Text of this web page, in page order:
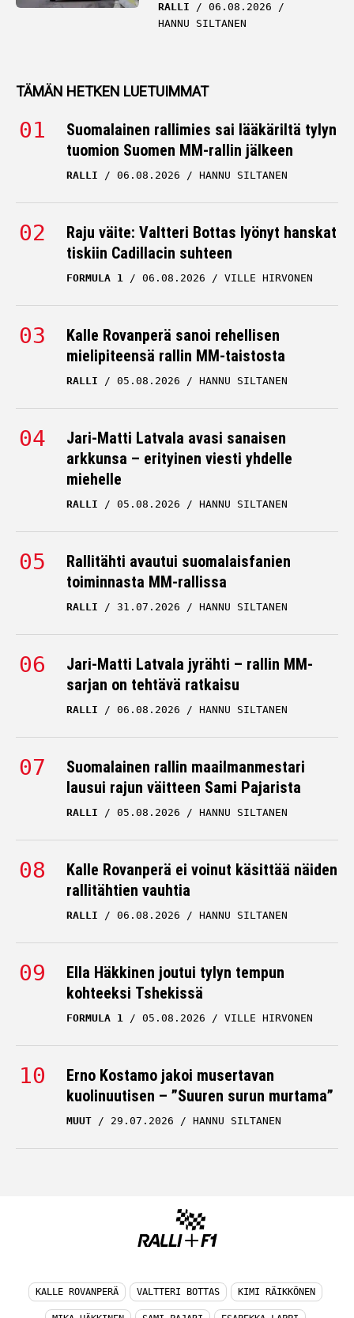
RALLI
06.08.2026
HANNU SILTANEN
TÄMÄN HETKEN LUETUIMMAT
Suomalainen rallimies sai lääkäriltä tylyn
tuomion Suomen MM-rallin jälkeen
RALLI 06.08.2026 HANNU SILTANEN
Raju väite: Valtteri Bottas lyönyt hanskat
tiskiin Cadillacin suhteen
FORMULA 1 06.08.2026 VILLE HIRVONEN
Kalle Rovanperä sanoi rehellisen
mielipiteensä rallin MM-taistosta
RALLI 05.08.2026 HANNU SILTANEN
Jari-Matti Latvala avasi sanaisen
arkkunsa – erityinen viesti yhdelle
miehelle
RALLI 05.08.2026 HANNU SILTANEN
Rallitähti avautui suomalaisfanien
toiminnasta MM-rallissa
RALLI 31.07.2026 HANNU SILTANEN
Jari-Matti Latvala jyrähti – rallin MM-
sarjan on tehtävä ratkaisu
RALLI 06.08.2026 HANNU SILTANEN
Suomalainen rallin maailmanmestari
lausui rajun väitteen Sami Pajarista
RALLI 05.08.2026 HANNU SILTANEN
Kalle Rovanperä ei voinut käsittää näiden
rallitähtien vauhtia
RALLI 06.08.2026 HANNU SILTANEN
Ella Häkkinen joutui tylyn tempun
kohteeksi Tshekissä
FORMULA 1 05.08.2026 VILLE HIRVONEN
Erno Kostamo jakoi musertavan
kuolinuutisen – ”Suuren surun murtama”
MUUT 29.07.2026 HANNU SILTANEN
KALLE ROVANPERÄ VALTTERI BOTTAS KIMI RÄIKKÖNEN